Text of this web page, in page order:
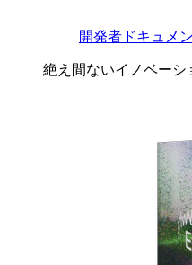
開発者ドキュメ
絶え間ないイノベーシ